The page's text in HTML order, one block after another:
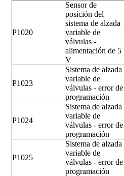
P1020
Sensor de
posición del
sistema de alzada
variable de
válvulas -
alimentación de 5
V
P1023
Sistema de alzada
variable de
válvulas - error de
programación
P1024
Sistema de alzada
variable de
válvulas - error de
programación
P1025
Sistema de alzada
variable de
válvulas - error de
programación